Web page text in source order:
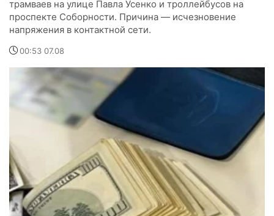
трамваев на улице Павла Усенко и троллейбусов на
проспекте Соборности. Причина — исчезновение
напряжения в контактной сети.
00:53 07.08